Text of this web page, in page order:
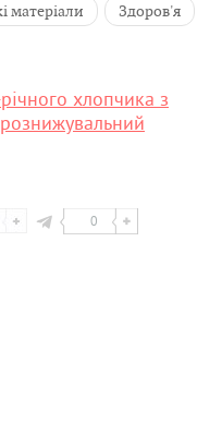
матеріали Здоров'я
хлопчика з
0